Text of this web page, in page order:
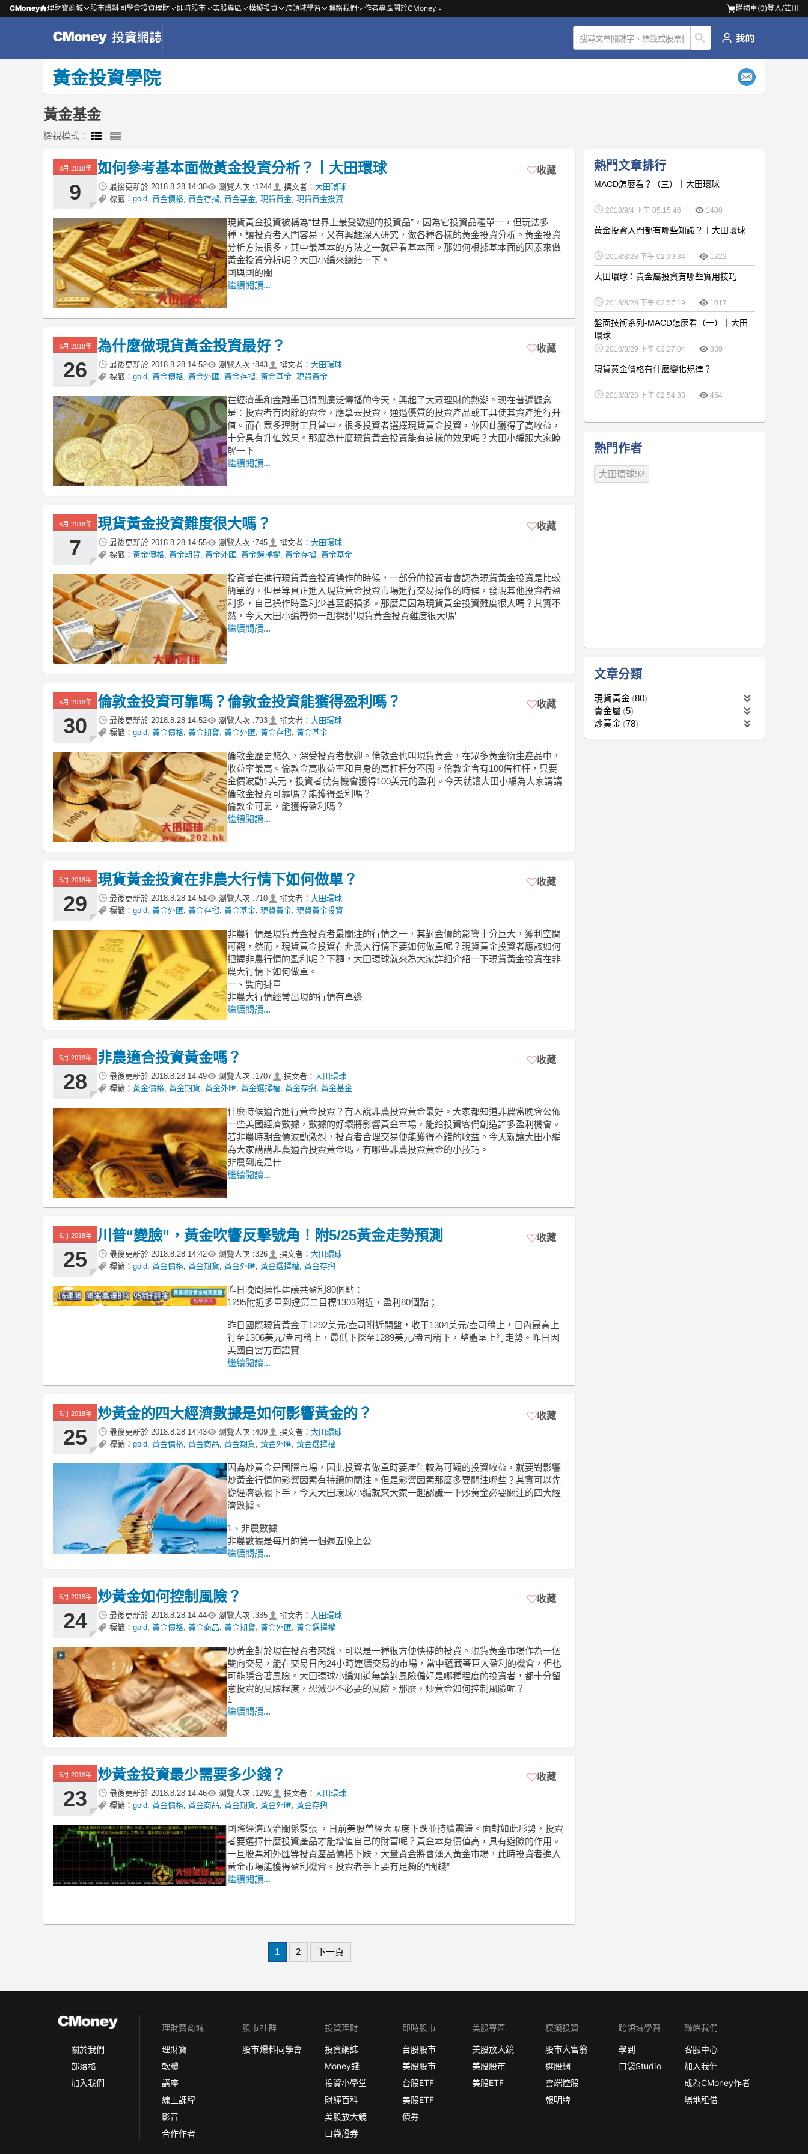
CMoney 理財寶商城 股市爆料同學會投資理財 即時股市 美股專區 模擬投資 跨領域學習 聯絡我們 作者專區關於CMoney 購物車(0)登入/註冊
黃金投資學院
黃金基金
檢視模式：
8月 2018年
9
如何參考基本面做黃金投資分析？丨大田環球
最後更新於 2018.8.28 14:38 瀏覽人次 :1244 撰文者： 大田環球
標籤： gold 黃金價格 黃金存摺 黃金基金 現貨黃金 現貨黃金投資
收藏
現貨黃金投資被稱為“世界上最受歡迎的投資品”，因為它投資品種單一，但玩法多
種，讓投資者入門容易，又有興趣深入研究，做各種各樣的黃金投資分析。黃金投資
分析方法很多，其中最基本的方法之一就是看基本面。那如何根據基本面的因素來做
黃金投資分析呢？大田小編來總結一下。
國與國的關
繼續閱讀...
6月 2018年
26
為什麼做現貨黃金投資最好？
最後更新於 2018.8.28 14:52 瀏覽人次 :843 撰文者： 大田環球
標籤： gold 黃金價格 黃金外匯 黃金存摺 黃金基金 現貨黃金
收藏
在經濟學和金融學已得到廣泛傳播的今天，興起了大眾理財的熱潮。现在普遍觀念
是：投資者有閑餘的資金，應拿去投資，通過優質的投資產品或工具使其資產進行升
值。而在眾多理財工具當中，很多投資者選擇現貨黃金投資，並因此獲得了高收益，
十分具有升值效果。那麼為什麼現貨黃金投資能有這樣的效果呢？大田小編跟大家瞭
解一下
繼續閱讀...
6月 2018年
7
現貨黃金投資難度很大嗎？
最後更新於 2018.8.28 14:55 瀏覽人次 :745 撰文者： 大田環球
標籤： 黃金價格 黃金期貨 黃金外匯 黃金選擇權 黃金存摺 黃金基金
收藏
投資者在進行現貨黃金投資操作的時候，一部分的投資者會認為現貨黃金投資是比較
簡單的，但是等真正進入現貨黃金投資市場進行交易操作的時候，發現其他投資者盈
利多，自己操作時盈利少甚至虧損多。那麼是因為現貨黃金投資難度很大嗎？其實不
然，今天大田小編帶你一起探討’現貨黃金投資難度很大嗎’
繼續閱讀...
5月 2018年
30
倫敦金投資可靠嗎？倫敦金投資能獲得盈利嗎？
最後更新於 2018.8.28 14:52 瀏覽人次 :793 撰文者： 大田環球
標籤： gold 黃金價格 黃金期貨 黃金外匯 黃金存摺 黃金基金
收藏
倫敦金歷史悠久，深受投資者歡迎。倫敦金也叫現貨黃金，在眾多黃金衍生產品中，
收益率最高。倫敦金高收益率和自身的高杠杆分不開。倫敦金含有100倍杠杆，只要
金價波動1美元，投資者就有機會獲得100美元的盈利。今天就讓大田小編為大家講講
倫敦金投資可靠嗎？能獲得盈利嗎？
倫敦金可靠，能獲得盈利嗎？
繼續閱讀...
5月 2018年
29
現貨黃金投資在非農大行情下如何做單？
最後更新於 2018.8.28 14:51 瀏覽人次 :710 撰文者： 大田環球
標籤： gold 黃金外匯 黃金存摺 黃金基金 現貨黃金 現貨黃金投資
收藏
非農行情是現貨黃金投資者最關注的行情之一，其對金價的影響十分巨大，獲利空間
可觀，然而，現貨黃金投資在非農大行情下要如何做單呢？現貨黃金投資者應該如何
把握非農行情的盈利呢？下麵，大田環球就來為大家詳細介紹一下現貨黃金投資在非
農大行情下如何做單。
一、雙向掛單
非農大行情經常出現的行情有單邊
繼續閱讀...
5月 2018年
28
非農適合投資黃金嗎？
最後更新於 2018.8.28 14:49 瀏覽人次 :1707 撰文者： 大田環球
標籤： 黃金價格 黃金期貨 黃金外匯 黃金選擇權 黃金存摺 黃金基金
收藏
什麼時候適合進行黃金投資？有人說非農投資黃金最好。大家都知道非農當晚會公佈
一些美國經濟數據，數據的好壞將影響黃金市場，能給投資客們創造許多盈利機會。
若非農時期金價波動激烈，投資者合理交易便能獲得不錯的收益。今天就讓大田小編
為大家講講非農適合投資黃金嗎，有哪些非農投資黃金的小技巧。
非農到底是什
繼續閱讀...
5月 2018年
25
川普“變臉”，黃金吹響反擊號角！附5/25黃金走勢預測
最後更新於 2018.8.28 14:42 瀏覽人次 :326 撰文者： 大田環球
標籤： gold 黃金價格 黃金期貨 黃金外匯 黃金選擇權 黃金存摺
收藏
昨日晚間操作建議共盈利80個點：
1295附近多單到達第二目標1303附近，盈利80個點；
昨日國際現貨黃金于1292美元/盎司附近開盤，收于1304美元/盎司稍上，日內最高上
行至1306美元/盎司稍上，最低下探至1289美元/盎司稍下，整體呈上行走勢。昨日因
美國白宮方面證實
繼續閱讀...
5月 2018年
25
炒黃金的四大經濟數據是如何影響黃金的？
最後更新於 2018.8.28 14:43 瀏覽人次 :409 撰文者： 大田環球
標籤： gold 黃金價格 黃金商品 黃金期貨 黃金外匯 黃金選擇權
收藏
因為炒黃金是國際市場，因此投資者做單時要產生較為可觀的投資收益，就要對影響
炒黃金行情的影響因素有持續的關注。但是影響因素那麼多要關注哪些？其實可以先
從經濟數據下手，今天大田環球小編就來大家一起認識一下炒黃金必要關注的四大經
濟數據。
1、非農數據
非農數據是每月的第一個週五晚上公
繼續閱讀...
5月 2018年
24
炒黃金如何控制風險？
最後更新於 2018.8.28 14:44 瀏覽人次 :385 撰文者： 大田環球
標籤： gold 黃金價格 黃金商品 黃金期貨 黃金外匯 黃金選擇權
收藏
炒黃金對於現在投資者來說，可以是一種很方便快捷的投資。現貨黃金市場作為一個
雙向交易，能在交易日內24小時連續交易的市場，當中蘊藏著巨大盈利的機會，但也
可能隱含著風險。大田環球小編知道無論對風險偏好是哪種程度的投資者，都十分留
意投資的風險程度，想減少不必要的風險。那麼，炒黃金如何控制風險呢？
1
繼續閱讀...
5月 2018年
23
炒黃金投資最少需要多少錢？
最後更新於 2018.8.28 14:46 瀏覽人次 :1292 撰文者： 大田環球
標籤： gold 黃金價格 黃金商品 黃金期貨 黃金外匯 黃金存摺
收藏
國際經濟政治關係緊張 ，日前美股曾經大幅度下跌並持續震盪。面對如此形勢，投資
者要選擇什麼投資產品才能增值自己的財富呢？黃金本身價值高，具有避險的作用。
一旦股票和外匯等投資產品價格下跌，大量資金將會湧入黃金市場，此時投資者進入
黃金市場能獲得盈利機會。投資者手上要有足夠的“閒錢”
繼續閱讀...
1 2 下一頁
熱門文章排行
MACD怎麼看？（三）丨大田環球
2018/9/4 下午 05:15:46 1480
黃金投資入門都有哪些知識？丨大田環球
2018/8/28 下午 02:39:34 1322
大田環球：貴金屬投資有哪些實用技巧
2018/8/28 下午 02:57:19 1017
盤面技術系列-MACD怎麼看（一）丨大田
環球
2018/8/29 下午 03:27:04 839
現貨黃金價格有什麼變化規律？
2018/8/28 下午 02:54:33 454
熱門作者
大田環球92
文章分類
現貨黃金 80
貴金屬 5
炒黃金 78
關於我們
部落格
加入我們
理財寶商城
理財寶
軟體
講座
線上課程
影音
合作作者
股市社群
股市爆料同學會
投資理財
投資網誌
Money錢
投資小學堂
財經百科
美股放大鏡
口袋證券
即時股市
台股股市
美股股市
台股ETF
美股ETF
債券
美股專區
美股放大鏡
美股股市
美股ETF
模擬投資
股市大富翁
選股網
雲端控股
報明牌
跨領域學習
學到
口袋Studio
聯絡我們
客服中心
加入我們
成為CMoney作者
場地租借